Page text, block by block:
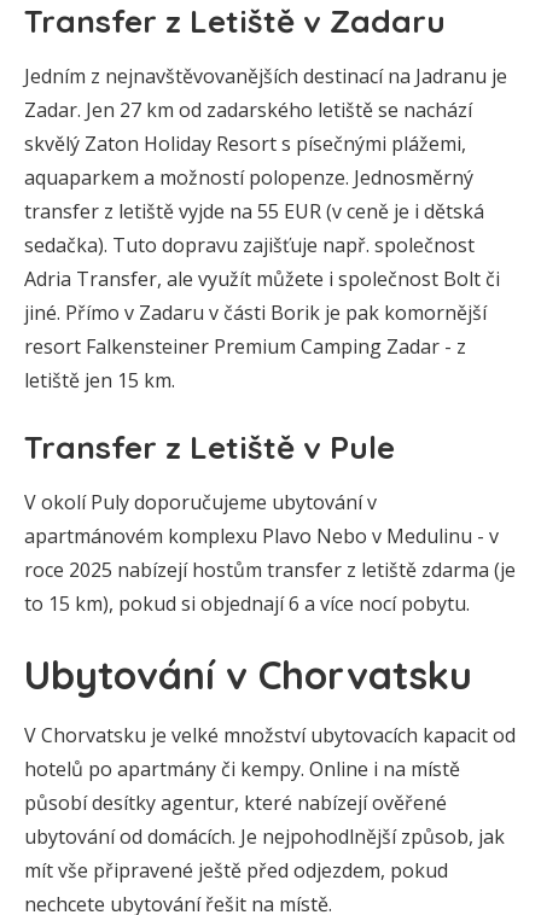
Transfer z Letiště v Zadaru
Jedním z nejnavštěvovanějších destinací na Jadranu je
Zadar. Jen 27 km od zadarského letiště se nachází
skvělý Zaton Holiday Resort s písečnými plážemi,
aquaparkem a možností polopenze. Jednosměrný
transfer z letiště vyjde na 55 EUR (v ceně je i dětská
sedačka). Tuto dopravu zajišťuje např. společnost
Adria Transfer, ale využít můžete i společnost Bolt či
jiné. Přímo v Zadaru v části Borik je pak komornější
resort Falkensteiner Premium Camping Zadar - z
letiště jen 15 km.
Transfer z Letiště v Pule
V okolí Puly doporučujeme ubytování v
apartmánovém komplexu Plavo Nebo v Medulinu - v
roce 2025 nabízejí hostům transfer z letiště zdarma (je
to 15 km), pokud si objednají 6 a více nocí pobytu.
Ubytování v Chorvatsku
V Chorvatsku je velké množství ubytovacích kapacit od
hotelů po apartmány či kempy. Online i na místě
působí desítky agentur, které nabízejí ověřené
ubytování od domácích. Je nejpohodlnější způsob, jak
mít vše připravené ještě před odjezdem, pokud
nechcete ubytování řešit na místě.